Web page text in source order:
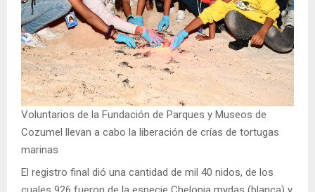
Voluntarios de la Fundación de Parques y Museos de
Cozumel llevan a cabo la liberación de crías de tortugas
marinas
El registro final dió una cantidad de mil 40 nidos, de los